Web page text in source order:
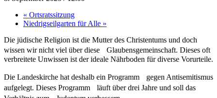
« Ortsratssitzung
Niedrigseilgarten für Alle »
Die jüdische Religion ist die Mutter des Christentums und doch
wissen wir nicht viel über diese Glaubensgemeinschaft. Dieses oft
verbreitete Unwissen ist der ideale Nährboden für diverse Vorurteile.
Die Landeskirche hat deshalb ein Programm gegen Antisemitismus
aufgelegt. Dieses Programm läuft über drei Jahre und soll das